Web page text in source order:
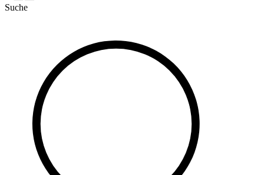
Suche